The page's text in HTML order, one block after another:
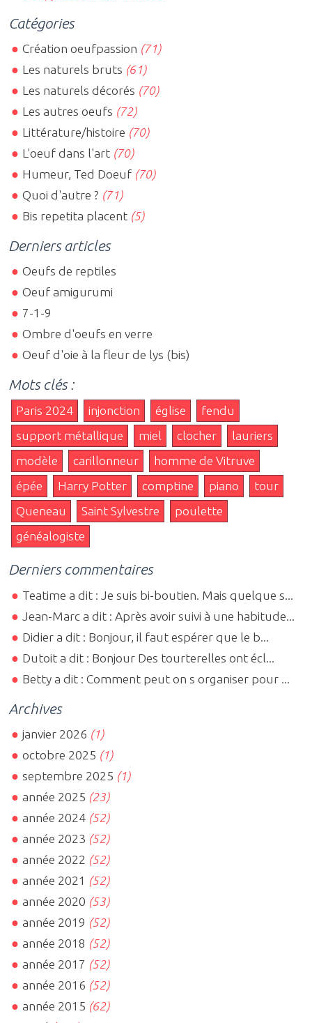
Catégories
Création oeufpassion (71)
Les naturels bruts (61)
Les naturels décorés (70)
Les autres oeufs (72)
Littérature/histoire (70)
L'oeuf dans l'art (70)
Humeur, Ted Doeuf (70)
Quoi d'autre ? (71)
Bis repetita placent (5)
Derniers articles
Oeufs de reptiles
Oeuf amigurumi
7-1-9
Ombre d'oeufs en verre
Oeuf d'oie à la fleur de lys (bis)
Mots clés :
Paris 2024 injonction église
fendu
support métallique
miel clocher
lauriers
modèle
carillonneur
homme de Vitruve
épée
Harry Potter comptine piano
tour
Queneau
Saint Sylvestre
poulette
généalogiste
Derniers commentaires
Teatime a dit : Je suis bi-boutien. Mais quelque s...
Jean-Marc a dit : Après avoir suivi à une habitude...
Didier a dit : Bonjour, il faut espérer que le b...
Dutoit a dit : Bonjour Des tourterelles ont écl...
Betty a dit : Comment peut on s organiser pour ...
Archives
janvier 2026 (1)
octobre 2025 (1)
septembre 2025 (1)
année 2025 (23)
année 2024 (52)
année 2023 (52)
année 2022 (52)
année 2021 (52)
année 2020 (53)
année 2019 (52)
année 2018 (52)
année 2017 (52)
année 2016 (52)
année 2015 (62)